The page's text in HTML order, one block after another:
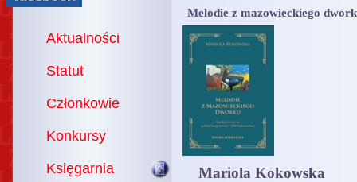
Aktualności
Statut
Członkowie
Konkursy
Księgarnia
Melodie z mazowieckiego
Mariola Kokowska